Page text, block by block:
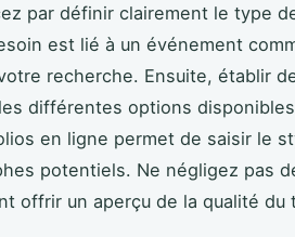
par définir clairement le type
est lié à un événement
recherche. Ensuite, établir
différentes options
en ligne permet de saisir le
potentiels. Ne négligez pas
offrir un aperçu de la qualité